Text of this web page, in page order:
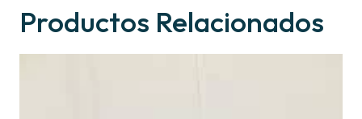
Productos Relacionados